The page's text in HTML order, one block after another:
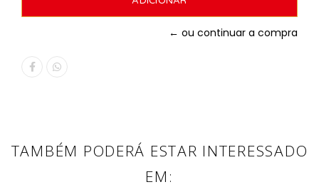
← ou continuar a compra
TAMBÉM PODERÁ ESTAR INTERESSADO
EM: